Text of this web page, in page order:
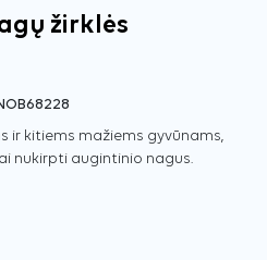
žirklės
ir kitiems mažiems gyvūnams,
nukirpti augintinio nagus.